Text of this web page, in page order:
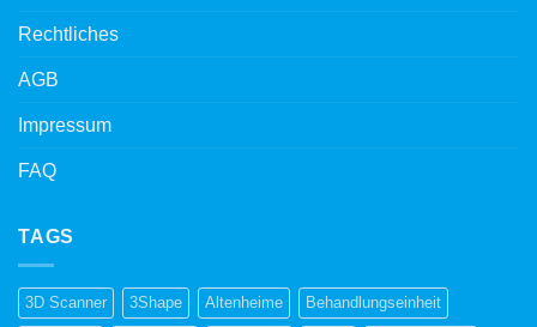
Rechtliches
AGB
Impressum
FAQ
TAGS
3D Scanner 3Shape Altenheime Behandlungseinheit